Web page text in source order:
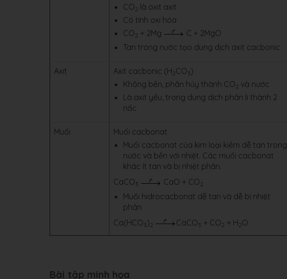
CO2 là oxit axit
Có tính oxi hóa
CO2 + 2Mg
C + 2MgO
Tan trong nước tạo dung dịch axit cacbonic
Axit Axit cacbonic (H2CO3)
Không bền, phân hủy thành CO2 và nước
Là axit yếu, trong dung dịch phân li thành 2
nấc
Muối
Muối cacbonat
Muối cacbonat của kim loại kiềm dễ tan trong
nước và bền với nhiệt. Các muối cacbonat
khác ít tan và bị nhiệt phân.
CaCO3 CaO + CO2
Muối hidrocacbonat dễ tan và dễ bị nhiệt
phân
Ca(HCO3)2 CaCO3 + CO2 + H2O
Bài tập minh họa